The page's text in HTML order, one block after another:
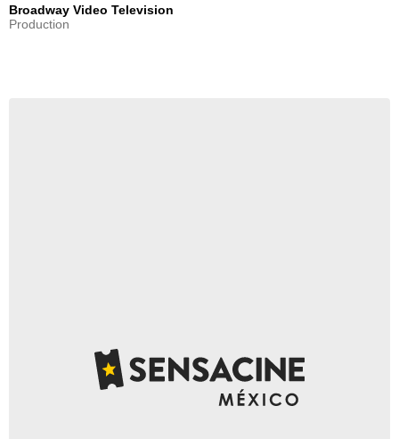
Broadway Video Television
Production